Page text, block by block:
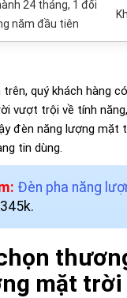
24 tháng, 1 đổi
năm đầu tiên
trên, quý khách hàng
vượt trội về tính
đèn năng lượng mặt
tin dùng.
Đèn pha năng
mặt trời